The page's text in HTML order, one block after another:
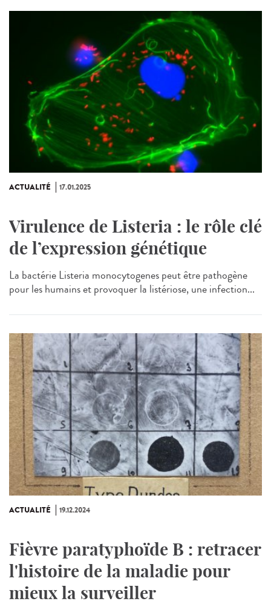
ACTUALITÉ 17.01.2025
Virulence de Listeria : le rôle clé
de l’expression génétique
La bactérie Listeria monocytogenes peut être pathogène
pour les humains et provoquer la listériose, une infection...
ACTUALITÉ 19.12.2024
Fièvre paratyphoïde B : retracer
l'histoire de la maladie pour
mieux la surveiller